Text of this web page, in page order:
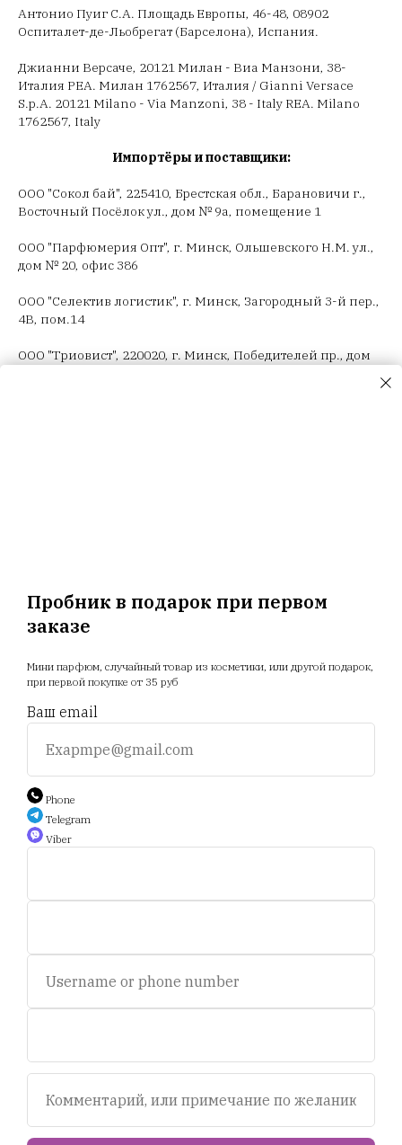
Пробник в подарок при первом
заказе
Мини парфюм, случайный товар из косметики, или другой подарок,
при первой покупке от 35 руб
Ваш email
Phone
Telegram
Viber
Антонио Пуиг С.А. Площадь Европы, 46-48, 08902
Оспиталет-де-Льобрегат (Барселона), Испания.
Джианни Версаче, 20121 Милан - Виа Манзони, 38-
Италия РЕА. Милан 1762567, Италия / Gianni Versace
S.p.A. 20121 Milano - Via Manzoni, 38 - Italy REA. Milano
1762567, Italy
Импортёры и поставщики:
ООО "Сокол бай", 225410, Брестская обл., Барановичи г.,
Восточный Посёлок ул., дом № 9а, помещение 1
ООО "Парфюмерия Опт", г. Минск, Ольшевского Н.М. ул.,
дом № 20, офис 386
ООО "Селектив логистик", г. Минск, Загородный 3-й пер.,
4В, пом.14
ООО "Триовист", 220020, г. Минск, Победителей пр., дом
Auction.scent.by@gmail.com